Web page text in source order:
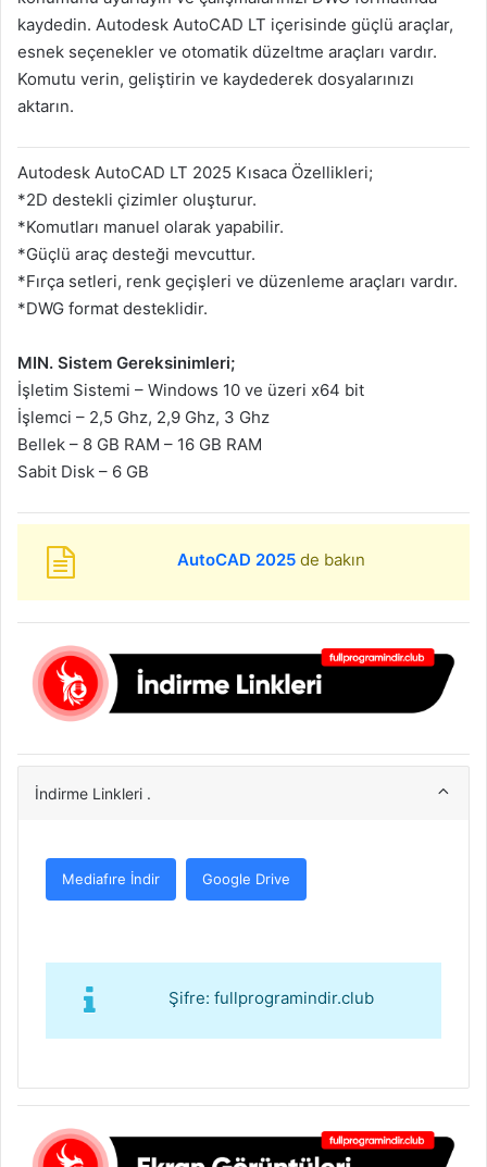
kaydedin. Autodesk AutoCAD LT içerisinde güçlü araçlar,
esnek seçenekler ve otomatik düzeltme araçları vardır.
Komutu verin, geliştirin ve kaydederek dosyalarınızı
aktarın.
Autodesk AutoCAD LT 2025 Kısaca Özellikleri;
*2D destekli çizimler oluşturur.
*Komutları manuel olarak yapabilir.
*Güçlü araç desteği mevcuttur.
*Fırça setleri, renk geçişleri ve düzenleme araçları vardır.
*DWG format desteklidir.
MIN. Sistem Gereksinimleri;
İşletim Sistemi – Windows 10 ve üzeri x64 bit
İşlemci – 2,5 Ghz, 2,9 Ghz, 3 Ghz
Bellek – 8 GB RAM – 16 GB RAM
Sabit Disk – 6 GB
AutoCAD 2025de bakın
İndirme Linkleri .
Mediafıre İndir Google Drive
Şifre: fullprogramindir.club